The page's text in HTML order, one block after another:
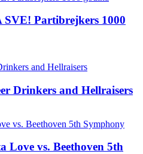
Partibrejkers 1000
Drinkers and Hellraisers
Love vs. Beethoven 5th